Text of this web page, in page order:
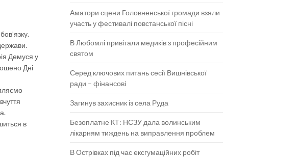
Демуся у
Дні
в
Аматори сцени Головненської громади взяли
участь у фестивалі повстанської пісні
В Любомлі привітали медиків з професійним
святом
Серед ключових питань сесії Вишнівської
ради – фінансові
Загинув захисник із села Руда
Безоплатне КТ: НСЗУ дала волинським
лікарням тиждень на виправлення проблем
В Острівках під час ексгумаційних робіт